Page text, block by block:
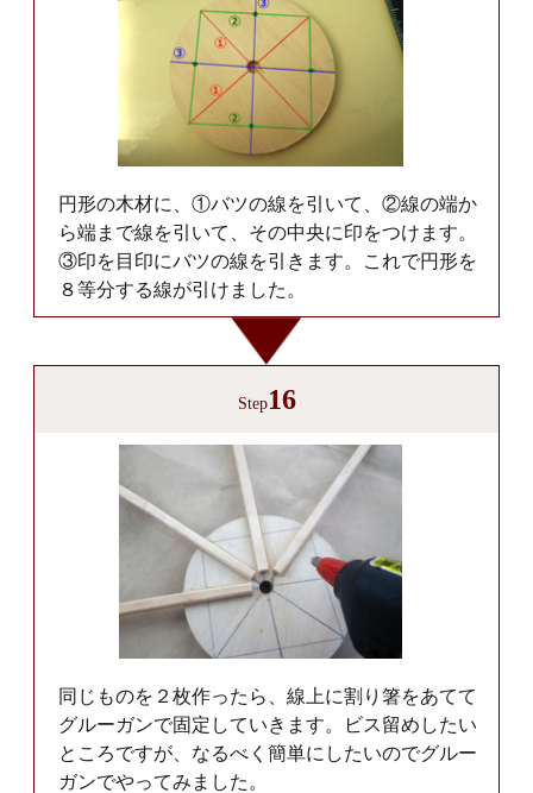
円形の木材に、①バツの線を引いて、②線の端か
ら端まで線を引いて、その中央に印をつけます。
③印を目印にバツの線を引きます。これで円形を
８等分する線が引けました。
Step16
同じものを２枚作ったら、線上に割り箸をあてて
グルーガンで固定していきます。ビス留めしたい
ところですが、なるべく簡単にしたいのでグルー
ガンでやってみました。